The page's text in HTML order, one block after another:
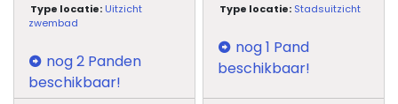
Type locatie: Uitzicht
zwembad
nog 2 Panden
beschikbaar!
Type locatie: Stadsuitzicht
nog 1 Pand
beschikbaar!